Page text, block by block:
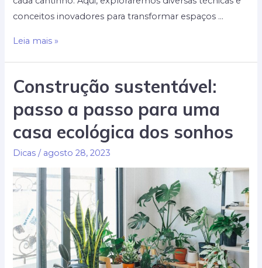
conceitos inovadores para transformar espaços …
Ideias
otimizar
pequenos:
Soluções
inteligentes
construção
organização
para
sua
casa
Leia mais »
Construção sustentável:
passo a passo para uma
casa ecológica dos sonhos
Dicas / agosto 28, 2023